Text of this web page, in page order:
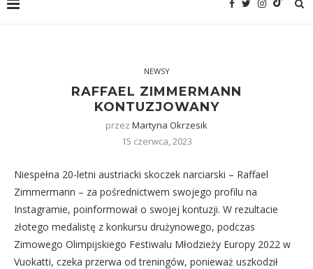
NEWSY
RAFFAEL ZIMMERMANN
KONTUZJOWANY
przez Martyna Okrzesik
15 czerwca, 2023
Niespełna 20-letni austriacki skoczek narciarski – Raffael
Zimmermann – za pośrednictwem swojego profilu na
Instagramie, poinformował o swojej kontuzji. W rezultacie
złotego medalistę z konkursu drużynowego, podczas
Zimowego Olimpijskiego Festiwalu Młodzieży Europy 2022 w
Vuokatti, czeka przerwa od treningów, ponieważ uszkodził